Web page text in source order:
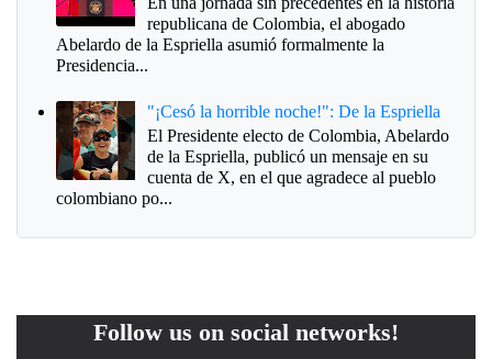
republicana de Colombia, el abogado
Abelardo de la Espriella asumió formalmente la
Presidencia...
"¡Cesó la horrible noche!": De la Espriella
El Presidente electo de Colombia, Abelardo
de la Espriella, publicó un mensaje en su
cuenta de X, en el que agradece al pueblo
colombiano po...
Follow us on social networks!